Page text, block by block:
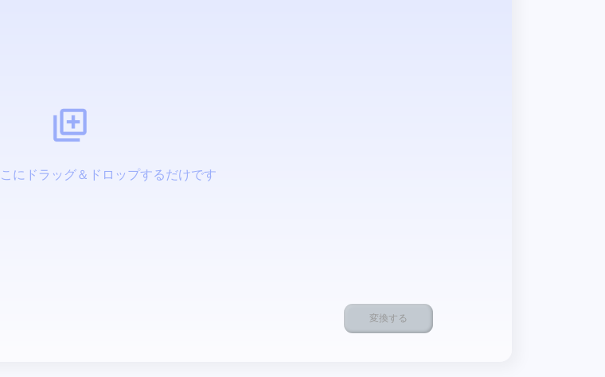
にドラッグ＆ドロップするだけです